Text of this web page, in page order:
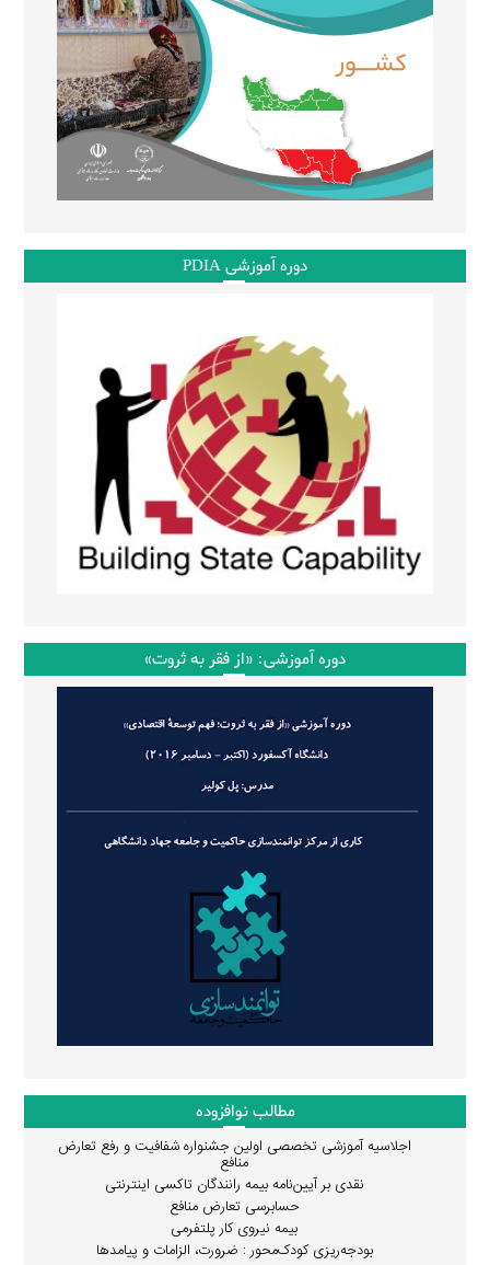
دوره آموزشی PDIA
دوره آموزشی: «از فقر به ثروت»
مطالب نوافزوده
اجلاسیه آموزشی تخصصی اولین جشنواره شفافیت و رفع تعارض
منافع
نقدی بر آیین‌نامه بیمه رانندگان تاکسی اینترنتی
حسابرسی تعارض منافع
بیمه نیروی کار پلتفرمی
بودجه‌ریزی کودک‌محور : ضرورت، الزامات و پیامدها